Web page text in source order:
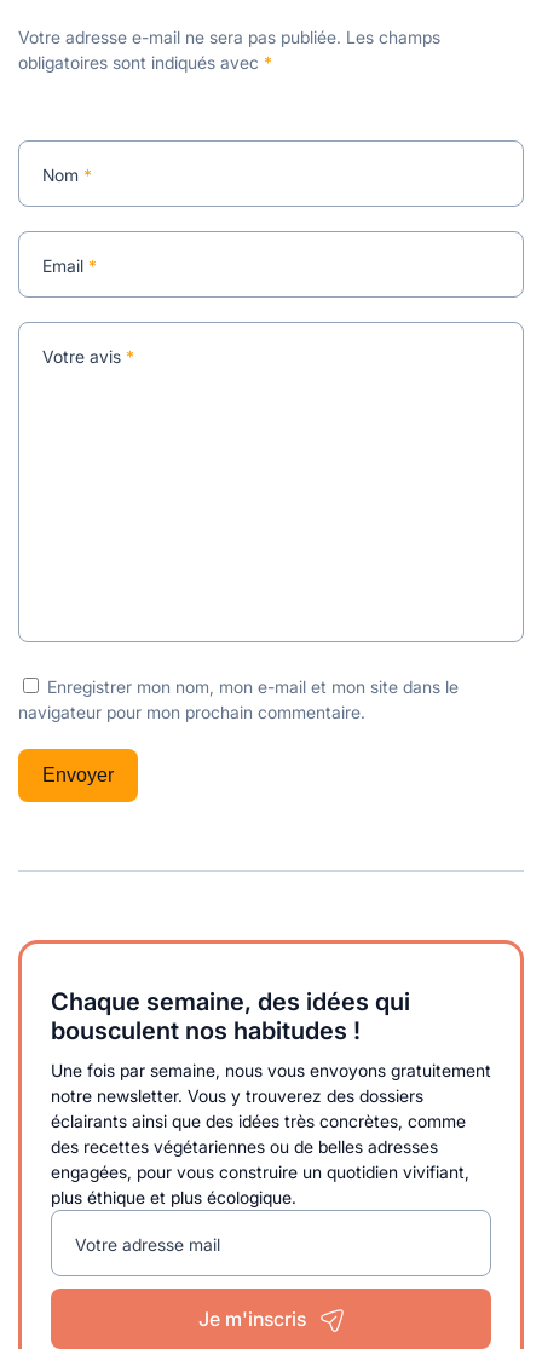
Votre adresse e-mail ne sera pas publiée. Les champs
obligatoires sont indiqués avec *
Votre avis *
Nom *
Email *
Enregistrer mon nom, mon e-mail et mon site dans le
navigateur pour mon prochain commentaire.
Chaque semaine, des idées qui
bousculent nos habitudes !
Une fois par semaine, nous vous envoyons gratuitement
notre newsletter. Vous y trouverez des dossiers
éclairants ainsi que des idées très concrètes, comme
des recettes végétariennes ou de belles adresses
engagées, pour vous construire un quotidien vivifiant,
plus éthique et plus écologique.
Votre adresse mail
Je m'inscris